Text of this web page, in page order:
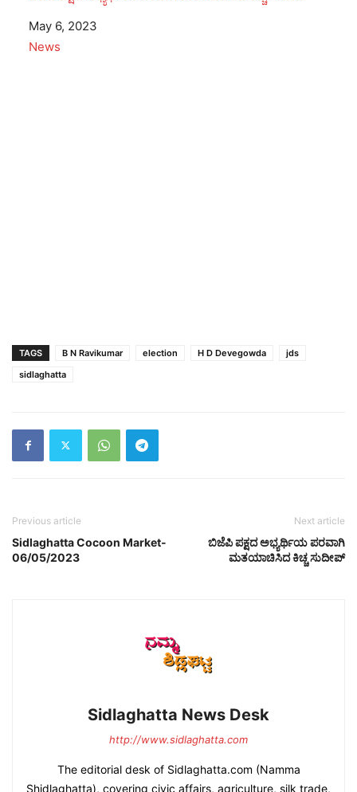
Date
May 6, 2023
In relation to
News
TAGS B N Ravikumar election H D Devegowda
jds
sidlaghatta
Previous article
Sidlaghatta Cocoon Market-
06/05/2023
Next article
ಬಿಜೆಪಿ ಪಕ್ಷದ ಅಭ್ಯರ್ಥಿಯ ಪರವಾಗಿ
ಮತಯಾಚಿಸಿದ ಕಿಚ್ಚ ಸುದೀಪ್
Sidlaghatta News Desk
http://www.sidlaghatta.com
The editorial desk of Sidlaghatta.com (Namma
Shidlaghatta), covering civic affairs, agriculture, silk trade,